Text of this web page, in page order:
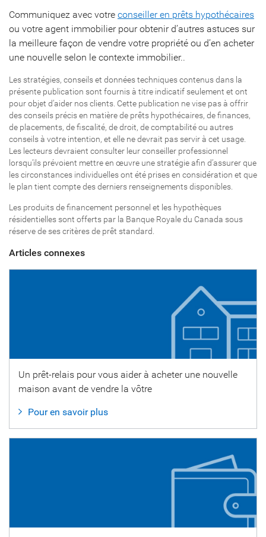
Communiquez avec votre conseiller en prêts hypothécaires
ou votre agent immobilier pour obtenir d’autres astuces sur
la meilleure façon de vendre votre propriété ou d’en acheter
une nouvelle selon le contexte immobilier..
Les stratégies, conseils et données techniques contenus dans la
présente publication sont fournis à titre indicatif seulement et ont
pour objet d’aider nos clients. Cette publication ne vise pas à offrir
des conseils précis en matière de prêts hypothécaires, de finances,
de placements, de fiscalité, de droit, de comptabilité ou autres
conseils à votre intention, et elle ne devrait pas servir à cet usage.
Les lecteurs devraient consulter leur conseiller professionnel
lorsqu’ils prévoient mettre en œuvre une stratégie afin d’assurer que
les circonstances individuelles ont été prises en considération et que
le plan tient compte des derniers renseignements disponibles.
Les produits de financement personnel et les hypothèques
résidentielles sont offerts par la Banque Royale du Canada sous
réserve de ses critères de prêt standard.
Articles connexes
Un prêt-relais pour vous aider à acheter une nouvelle
maison avant de vendre la vôtre
Pour en savoir plus